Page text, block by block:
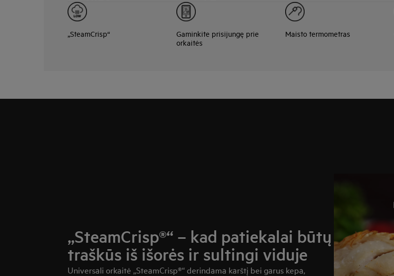
„SteamCrisp“
Gaminkite prisijungę prie
orkaitės
Maisto termometras
„SteamCrisp®“ – kad patiekalai būtų
traškūs iš išorės ir sultingi viduje
Universali orkaitė „SteamCrisp®“ derindama karštį bei garus kepa,